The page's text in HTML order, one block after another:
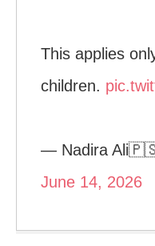
This applies
children.
— Nadira Ali🇵🇸
June 14, 2026